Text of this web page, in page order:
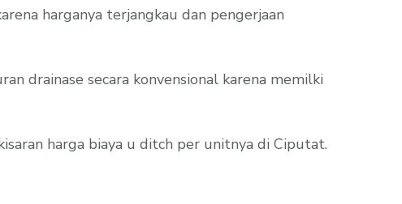
harganya terjangkau dan pengerjaan
drainase secara konvensional karena memilki
harga biaya u ditch per unitnya di Ciputat.